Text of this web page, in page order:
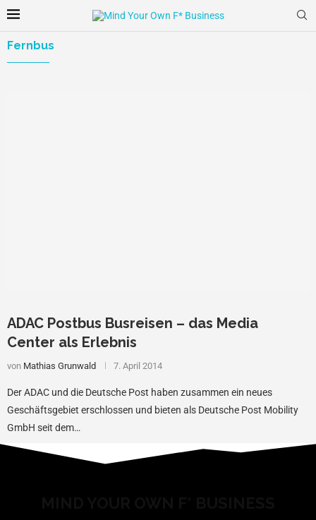
Fernbus
ADAC Postbus Busreisen – das Media
Center als Erlebnis
von Mathias Grunwald 7. April 2014
Der ADAC und die Deutsche Post haben zusammen ein neues
Geschäftsgebiet erschlossen und bieten als Deutsche Post Mobility
GmbH seit dem…